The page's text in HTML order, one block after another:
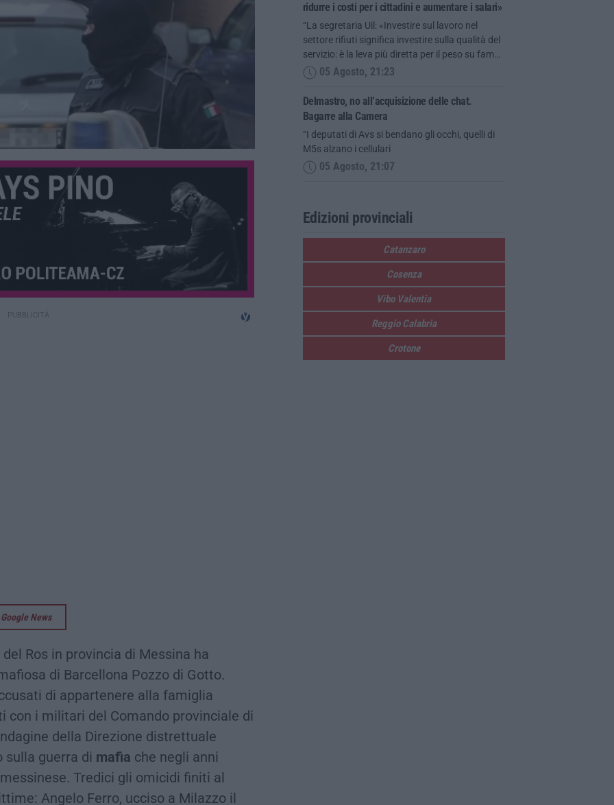
News
Ros in provincia di Messina ha
di Barcellona Pozzo di Gotto.
di appartenere alla famiglia
con i militari del Comando provinciale di
della Direzione distrettuale
guerra di mafia che negli anni
Tredici gli omicidi finiti al
Angelo Ferro, ucciso a Milazzo il
ridurre i costi per i cittadini e aumentare i salari»
“La segretaria Uil: «Investire sul lavoro nel
settore rifiuti significa investire sulla qualità del
servizio: è la leva più diretta per il peso su fam…
05 Agosto, 21:23
Delmastro, no all’acquisizione delle chat.
Bagarre alla Camera
“I deputati di Avs si bendano gli occhi, quelli di
M5s alzano i cellulari
05 Agosto, 21:07
Edizioni provinciali
Catanzaro
Cosenza
Vibo Valentia
Reggio Calabria
Crotone